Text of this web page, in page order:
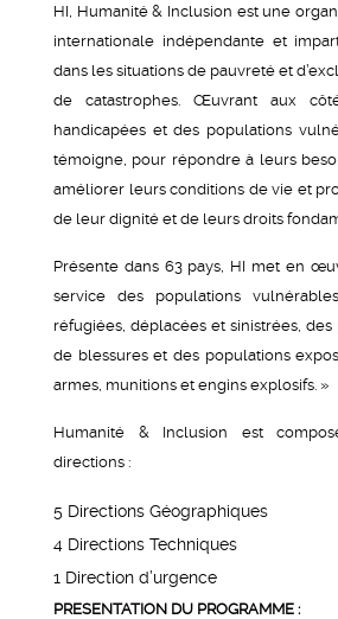
HI, Humanité & Inclusion est une
internationale indépendante et
dans les situations de pauvreté et
de catastrophes. Œuvrant aux
handicapées et des populations
témoigne, pour répondre à leurs
améliorer leurs conditions de vie et
de leur dignité et de leurs droits
Présente dans 63 pays, HI met en
service des populations
réfugiées, déplacées et sinistrées,
de blessures et des populations
armes, munitions et engins explosifs. »
Humanité & Inclusion est
directions :
5 Directions Géographiques
4 Directions Techniques
1 Direction d’urgence
PRESENTATION DU PROGRAMME :